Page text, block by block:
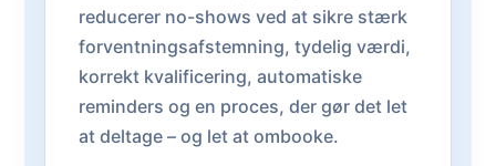
reducerer no-shows ved at sikre stærk
forventningsafstemning, tydelig værdi,
korrekt kvalificering, automatiske
reminders og en proces, der gør det let
at deltage – og let at ombooke.